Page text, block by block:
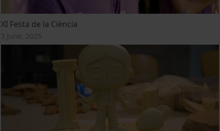
XI Festa de la Ciència
3 June, 2025